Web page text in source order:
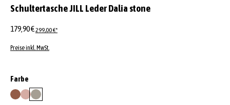
Schultertasche JILL Leder Dalia stone
179,90 €299,00 €*
Preise inkl. MwSt.
Farbe
caramel/cognac
powder
stone